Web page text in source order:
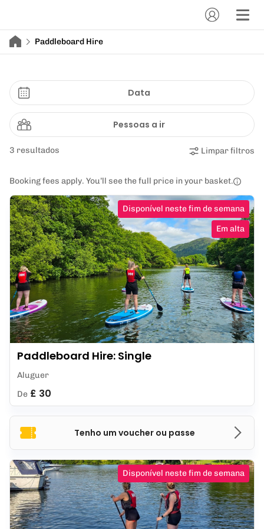
Paddleboard Hire
Data
Pessoas a ir
3 resultados Limpar filtros
Booking fees apply. You’ll see the full price in your basket.
Tenho um voucher ou passe
Disponível neste fim de semana
Em alta
Paddleboard Hire: Single
Aluguer
De £ 30
Disponível neste fim de semana